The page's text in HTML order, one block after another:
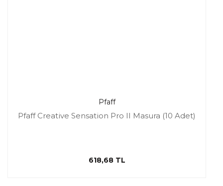
Pfaff
Pfaff Creative Sensation Pro II Masura (10 Adet)
618,68 TL